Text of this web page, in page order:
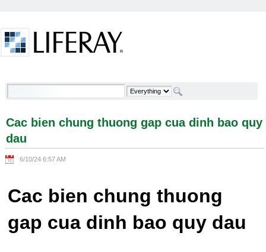
Cac bien chung thuong gap cua dinh bao quy dau -
Cac bien chung thuong gap cua dinh bao quy
dau
6/10/24 6:57 AM
Cac bien chung thuong
gap cua dinh bao quy dau